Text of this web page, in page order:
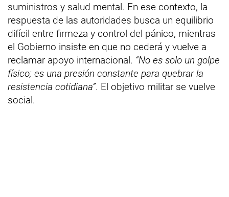
suministros y salud mental. En ese contexto, la
respuesta de las autoridades busca un equilibrio
difícil entre firmeza y control del pánico, mientras
el Gobierno insiste en que no cederá y vuelve a
reclamar apoyo internacional. “No es solo un golpe
físico; es una presión constante para quebrar la
resistencia cotidiana”. El objetivo militar se vuelve
social.